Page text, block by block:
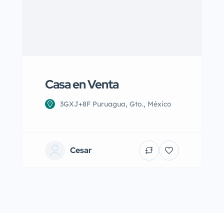
Casa en Venta
3GXJ+8F Puruagua, Gto., México
Cesar